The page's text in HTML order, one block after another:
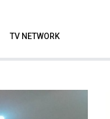
TV NETWORK